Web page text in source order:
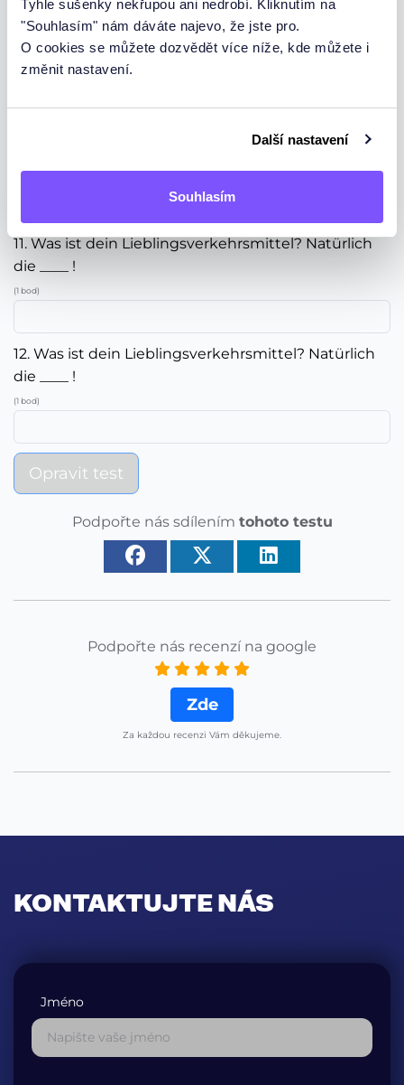
Tyhle sušenky nekřupou ani nedrobí. Kliknutím na
"Souhlasím" nám dáváte najevo, že jste pro.
O cookies se můžete dozvědět více níže, kde můžete i
změnit nastavení.
Další nastavení
Souhlasím
8. Was macht man mit drei ____ im Haus? (1 bod)
9. Ich will vor ihr nicht ____ !
10. Ich will vor ihr nicht ____ !
11. Was ist dein Lieblingsverkehrsmittel? Natürlich
die ____ !
(1 bod)
12. Was ist dein Lieblingsverkehrsmittel? Natürlich
die ____ !
(1 bod)
Opravit test
Podpořte nás sdílením tohoto testu
Podpořte nás recenzí na google
Zde
Za každou recenzi Vám děkujeme.
KONTAKTUJTE NÁS
Jméno